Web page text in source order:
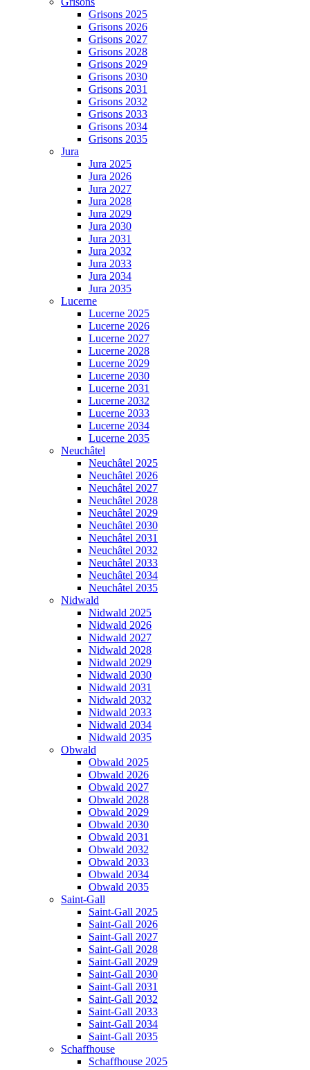
Grisons 2025
Grisons 2026
Grisons 2027
Grisons 2028
Grisons 2029
Grisons 2030
Grisons 2031
Grisons 2032
Grisons 2033
Grisons 2034
Grisons 2035
Jura
Jura 2025
Jura 2026
Jura 2027
Jura 2028
Jura 2029
Jura 2030
Jura 2031
Jura 2032
Jura 2033
Jura 2034
Jura 2035
Lucerne
Lucerne 2025
Lucerne 2026
Lucerne 2027
Lucerne 2028
Lucerne 2029
Lucerne 2030
Lucerne 2031
Lucerne 2032
Lucerne 2033
Lucerne 2034
Lucerne 2035
Neuchâtel
Neuchâtel 2025
Neuchâtel 2026
Neuchâtel 2027
Neuchâtel 2028
Neuchâtel 2029
Neuchâtel 2030
Neuchâtel 2031
Neuchâtel 2032
Neuchâtel 2033
Neuchâtel 2034
Neuchâtel 2035
Nidwald
Nidwald 2025
Nidwald 2026
Nidwald 2027
Nidwald 2028
Nidwald 2029
Nidwald 2030
Nidwald 2031
Nidwald 2032
Nidwald 2033
Nidwald 2034
Nidwald 2035
Obwald
Obwald 2025
Obwald 2026
Obwald 2027
Obwald 2028
Obwald 2029
Obwald 2030
Obwald 2031
Obwald 2032
Obwald 2033
Obwald 2034
Obwald 2035
Saint-Gall
Saint-Gall 2025
Saint-Gall 2026
Saint-Gall 2027
Saint-Gall 2028
Saint-Gall 2029
Saint-Gall 2030
Saint-Gall 2031
Saint-Gall 2032
Saint-Gall 2033
Saint-Gall 2034
Saint-Gall 2035
Schaffhouse
Schaffhouse 2025